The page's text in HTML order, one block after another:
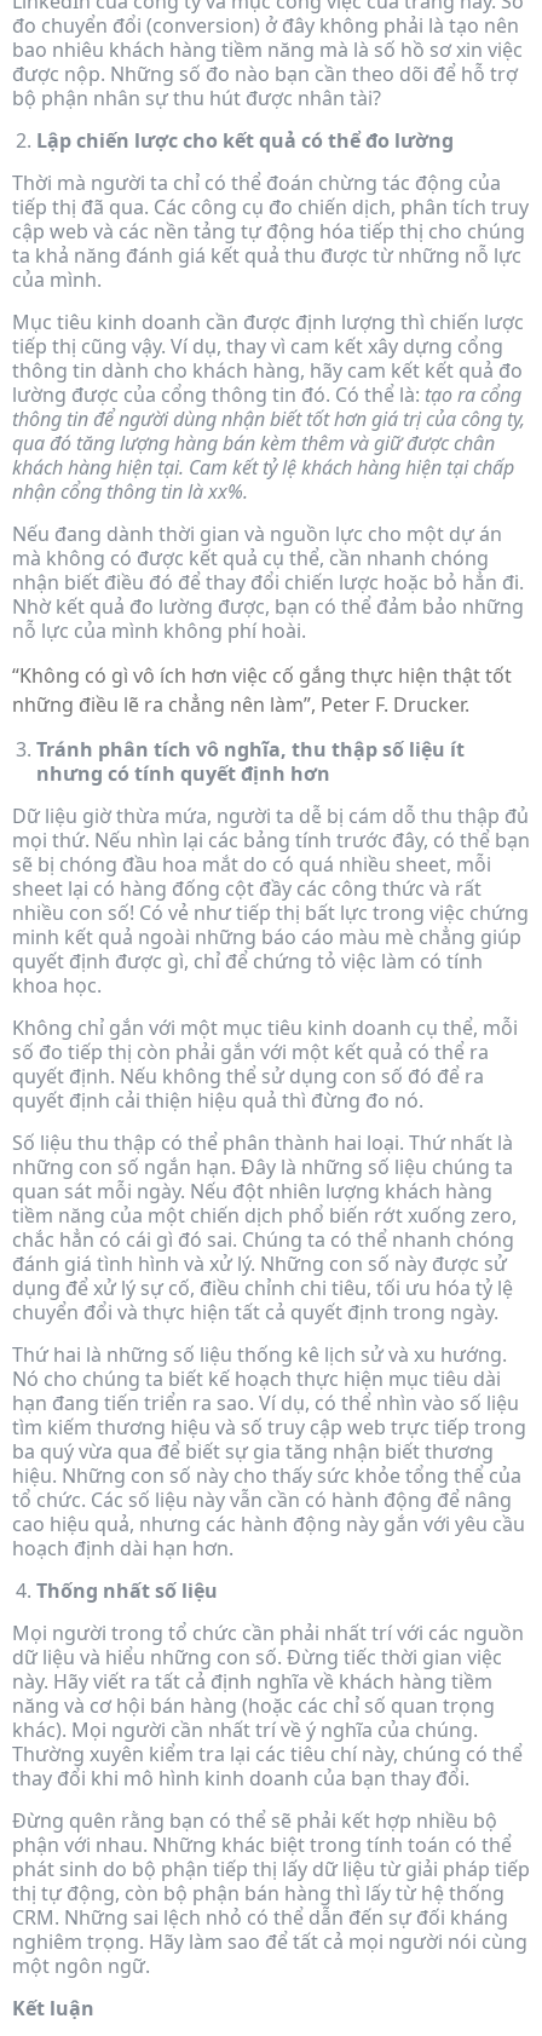
đo chuyển đổi (conversion) ở đây không phải là tạo nên
bao nhiêu khách hàng tiềm năng mà là số hồ sơ xin việc
được nộp. Những số đo nào bạn cần theo dõi để hỗ trợ
bộ phận nhân sự thu hút được nhân tài?
Lập chiến lược cho kết quả có thể đo lường
Thời mà người ta chỉ có thể đoán chừng tác động của
tiếp thị đã qua. Các công cụ đo chiến dịch, phân tích truy
cập web và các nền tảng tự động hóa tiếp thị cho chúng
ta khả năng đánh giá kết quả thu được từ những nỗ lực
của mình.
Mục tiêu kinh doanh cần được định lượng thì chiến lược
tiếp thị cũng vậy. Ví dụ, thay vì cam kết xây dựng cổng
thông tin dành cho khách hàng, hãy cam kết kết quả đo
lường được của cổng thông tin đó. Có thể là: tạo ra cổng
thông tin để người dùng nhận biết tốt hơn giá trị của công ty,
qua đó tăng lượng hàng bán kèm thêm và giữ được chân
khách hàng hiện tại. Cam kết tỷ lệ khách hàng hiện tại chấp
nhận cổng thông tin là xx%.
Nếu đang dành thời gian và nguồn lực cho một dự án
mà không có được kết quả cụ thể, cần nhanh chóng
nhận biết điều đó để thay đổi chiến lược hoặc bỏ hẳn đi.
Nhờ kết quả đo lường được, bạn có thể đảm bảo những
nỗ lực của mình không phí hoài.
“Không có gì vô ích hơn việc cố gắng thực hiện thật tốt
những điều lẽ ra chẳng nên làm”, Peter F. Drucker.
Tránh phân tích vô nghĩa, thu thập số liệu ít
nhưng có tính quyết định hơn
Dữ liệu giờ thừa mứa, người ta dễ bị cám dỗ thu thập đủ
mọi thứ. Nếu nhìn lại các bảng tính trước đây, có thể bạn
sẽ bị chóng đầu hoa mắt do có quá nhiều sheet, mỗi
sheet lại có hàng đống cột đầy các công thức và rất
nhiều con số! Có vẻ như tiếp thị bất lực trong việc chứng
minh kết quả ngoài những báo cáo màu mè chẳng giúp
quyết định được gì, chỉ để chứng tỏ việc làm có tính
khoa học.
Không chỉ gắn với một mục tiêu kinh doanh cụ thể, mỗi
số đo tiếp thị còn phải gắn với một kết quả có thể ra
quyết định. Nếu không thể sử dụng con số đó để ra
quyết định cải thiện hiệu quả thì đừng đo nó.
Số liệu thu thập có thể phân thành hai loại. Thứ nhất là
những con số ngắn hạn. Đây là những số liệu chúng ta
quan sát mỗi ngày. Nếu đột nhiên lượng khách hàng
tiềm năng của một chiến dịch phổ biến rớt xuống zero,
chắc hẳn có cái gì đó sai. Chúng ta có thể nhanh chóng
đánh giá tình hình và xử lý. Những con số này được sử
dụng để xử lý sự cố, điều chỉnh chi tiêu, tối ưu hóa tỷ lệ
chuyển đổi và thực hiện tất cả quyết định trong ngày.
Thứ hai là những số liệu thống kê lịch sử và xu hướng.
Nó cho chúng ta biết kế hoạch thực hiện mục tiêu dài
hạn đang tiến triển ra sao. Ví dụ, có thể nhìn vào số liệu
tìm kiếm thương hiệu và số truy cập web trực tiếp trong
ba quý vừa qua để biết sự gia tăng nhận biết thương
hiệu. Những con số này cho thấy sức khỏe tổng thể của
tổ chức. Các số liệu này vẫn cần có hành động để nâng
cao hiệu quả, nhưng các hành động này gắn với yêu cầu
hoạch định dài hạn hơn.
Thống nhất số liệu
Mọi người trong tổ chức cần phải nhất trí với các nguồn
dữ liệu và hiểu những con số. Đừng tiếc thời gian việc
này. Hãy viết ra tất cả định nghĩa về khách hàng tiềm
năng và cơ hội bán hàng (hoặc các chỉ số quan trọng
khác). Mọi người cần nhất trí về ý nghĩa của chúng.
Thường xuyên kiểm tra lại các tiêu chí này, chúng có thể
thay đổi khi mô hình kinh doanh của bạn thay đổi.
Đừng quên rằng bạn có thể sẽ phải kết hợp nhiều bộ
phận với nhau. Những khác biệt trong tính toán có thể
phát sinh do bộ phận tiếp thị lấy dữ liệu từ giải pháp tiếp
thị tự động, còn bộ phận bán hàng thì lấy từ hệ thống
CRM. Những sai lệch nhỏ có thể dẫn đến sự đối kháng
nghiêm trọng. Hãy làm sao để tất cả mọi người nói cùng
một ngôn ngữ.
Kết luận